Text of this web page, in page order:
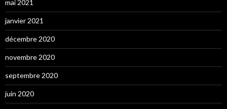
mai 2021
janvier 2021
décembre 2020
novembre 2020
septembre 2020
juin 2020